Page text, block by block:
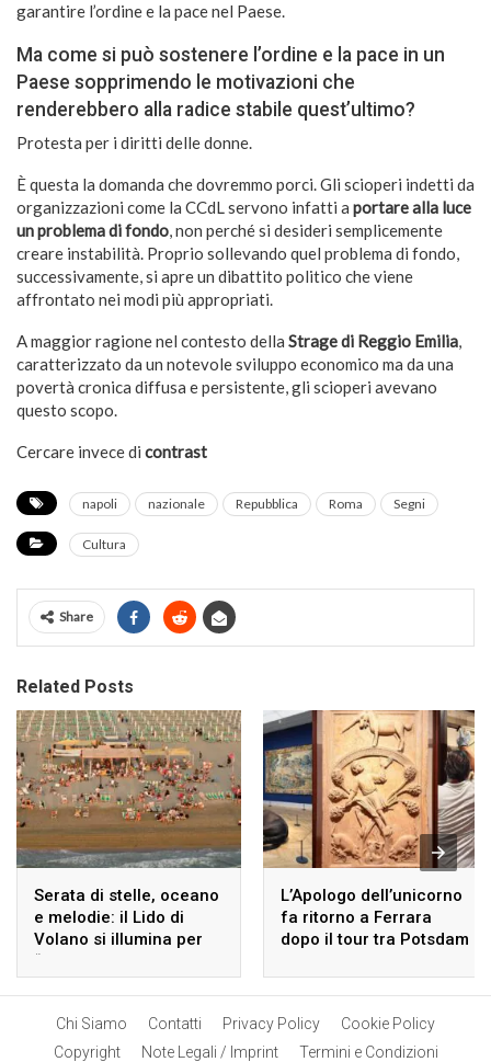
garantire l’ordine e la pace nel Paese.
Ma come si può sostenere l’ordine e la pace in un
Paese sopprimendo le motivazioni che
renderebbero alla radice stabile quest’ultimo?
Protesta per i diritti delle donne.
È questa la domanda che dovremmo porci. Gli scioperi indetti da
organizzazioni come la CCdL servono infatti a portare alla luce
un problema di fondo, non perché si desideri semplicemente
creare instabilità. Proprio sollevando quel problema di fondo,
successivamente, si apre un dibattito politico che viene
affrontato nei modi più appropriati.
A maggior ragione nel contesto della Strage di Reggio Emilia,
caratterizzato da un notevole sviluppo economico ma da una
povertà cronica diffusa e persistente, gli scioperi avevano
questo scopo.
Cercare invece di contrast
napoli nazionale Repubblica Roma Segni
Cultura
Share
Related Posts
Serata di stelle, oceano
e melodie: il Lido di
Volano si illumina per
“Incontri di Mare”
L’Apologo dell’unicorno
fa ritorno a Ferrara
dopo il tour tra Potsdam
Chi Siamo Contatti Privacy Policy
Cookie Policy
Copyright
Note Legali / Imprint Termini e Condizioni